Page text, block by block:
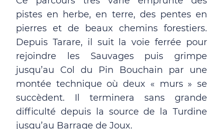
pistes en herbe, en terre, des pentes en
pierres et de beaux chemins forestiers.
Depuis Tarare, il suit la voie ferrée pour
rejoindre les Sauvages puis grimpe
jusqu’au Col du Pin Bouchain par une
montée technique où deux « murs » se
succèdent. Il terminera sans grande
difficulté depuis la source de la Turdine
jusqu’au Barrage de Joux.